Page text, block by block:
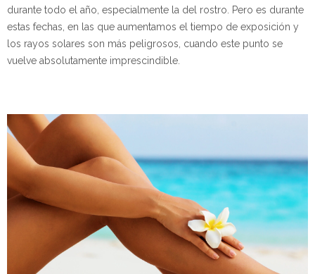
durante todo el año, especialmente la del rostro. Pero es durante
estas fechas, en las que aumentamos el tiempo de exposición y
los rayos solares son más peligrosos, cuando este punto se
vuelve absolutamente imprescindible.